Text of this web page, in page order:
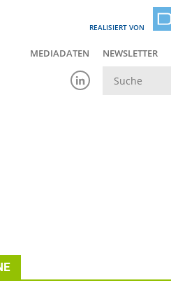
REALISIERT VON
MEDIADATEN NEWSLETTER